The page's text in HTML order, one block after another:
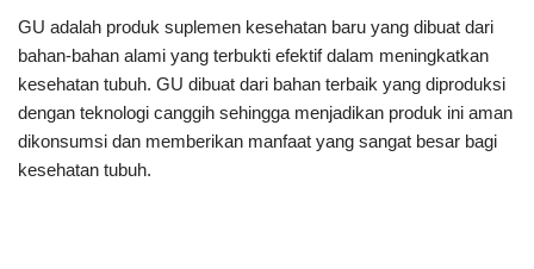
GU adalah produk suplemen kesehatan baru yang dibuat dari
bahan-bahan alami yang terbukti efektif dalam meningkatkan
kesehatan tubuh. GU dibuat dari bahan terbaik yang diproduksi
dengan teknologi canggih sehingga menjadikan produk ini aman
dikonsumsi dan memberikan manfaat yang sangat besar bagi
kesehatan tubuh.